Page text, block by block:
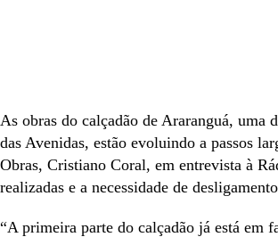
As obras do calçadão de Araranguá, uma
das Avenidas, estão evoluindo a passos
Obras, Cristiano Coral, em entrevista à
realizadas e a necessidade de
“A primeira parte do calçadão já está em